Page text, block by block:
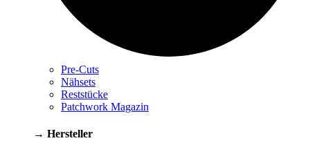
Pre-Cuts
Nähsets
Reststücke
Patchwork Magazin
→ Hersteller